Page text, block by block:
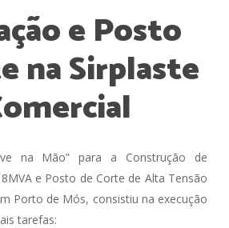
ePosto
naSirplaste
na Mão” para a Construção de
e Posto de Corte de Alta Tensão
Porto de Mós, consistiu na execução
tarefas: